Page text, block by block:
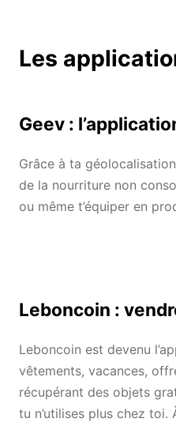
Les
Geev :
Grâce à ta
de la nourriture non
ou même t’équiper en
Leboncoin :
Leboncoin est devenu
vêtements, vacances,
récupérant des objets
tu n’utilises plus chez